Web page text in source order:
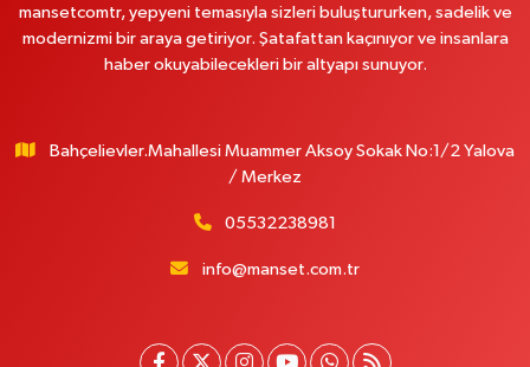
mansetcomtr, yepyeni temasıyla sizleri buluştururken, sadelik ve
modernizmi bir araya getiriyor. Şatafattan kaçınıyor ve insanlara
haber okuyabilecekleri bir altyapı sunuyor.
Bahçelievler.Mahallesi Muammer Aksoy Sokak No:1/2 Yalova
/ Merkez
05532238981
info@manset.com.tr